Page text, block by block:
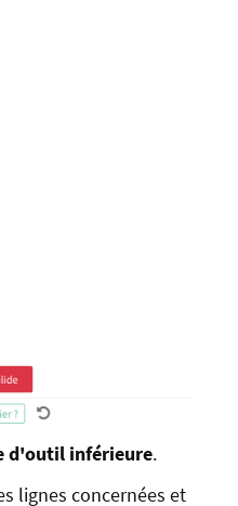
d'outil inférieure.
lignes concernées et